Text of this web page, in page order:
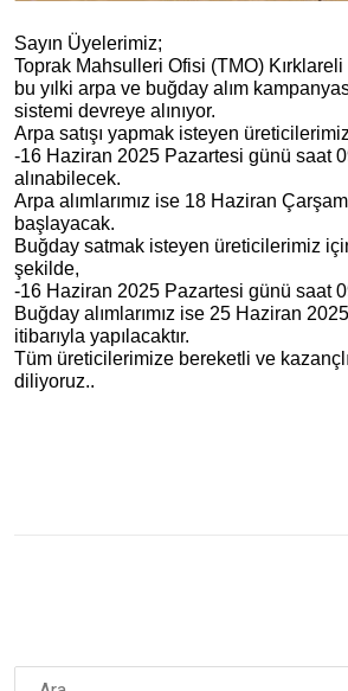
Sayın Üyelerimiz;
Toprak Mahsulleri Ofisi (TMO)
bu yılki arpa ve buğday alım
sistemi devreye alınıyor.
Arpa satışı yapmak isteyen
-16 Haziran 2025 Pazartesi günü saat
alınabilecek.
Arpa alımlarımız ise 18 Haziran
başlayacak.
Buğday satmak isteyen üreticilerimiz
şekilde,
-16 Haziran 2025 Pazartesi günü saat
Buğday alımlarımız ise 25 Haziran
itibarıyla yapılacaktır.
Tüm üreticilerimize bereketli ve
diliyoruz..